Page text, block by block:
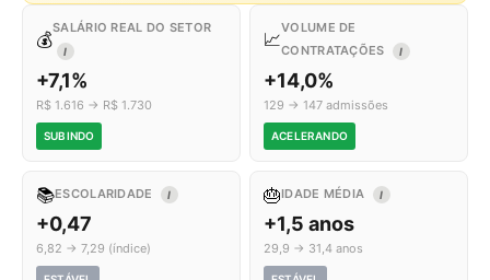
💰
SALÁRIO REAL DO SETOR
I
+7,1%
R$ 1.616 → R$ 1.730
SUBINDO
📈
VOLUME DE
CONTRATAÇÕES
I
+14,0%
129 → 147 admissões
ACELERANDO
📚ESCOLARIDADE I
+0,47
6,82 → 7,29 (índice)
🎂IDADE MÉDIA I
+1,5 anos
29,9 → 31,4 anos